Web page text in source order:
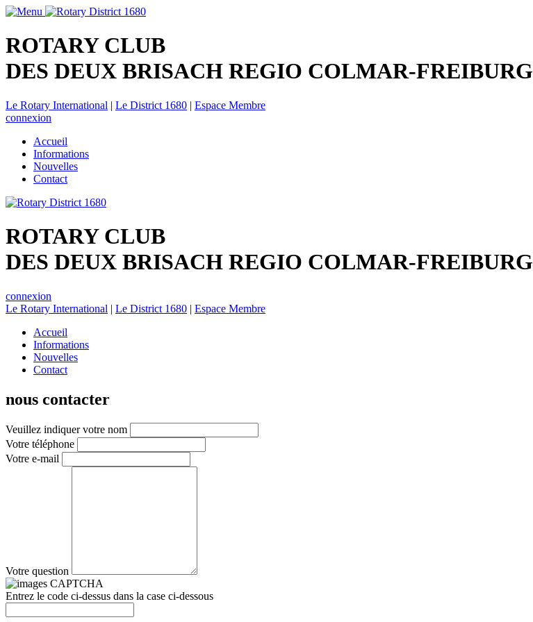
ROTARY CLUB
DES DEUX BRISACH REGIO COLMAR-FREIBURG
Le Rotary International | Le District 1680 | Espace Membre
connexion
Accueil
Informations
Nouvelles
Contact
ROTARY CLUB
DES DEUX BRISACH REGIO COLMAR-FREIBURG
connexion
Le Rotary International | Le District 1680 | Espace Membre
Accueil
Informations
Nouvelles
Contact
nous contacter
Veuillez indiquer votre nom
Votre téléphone
Votre e-mail
Votre question
Entrez le code ci-dessus dans la case ci-dessous